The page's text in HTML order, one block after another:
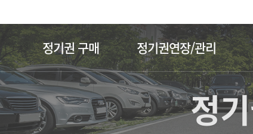
정기권 구매 정기권연장/관리
정